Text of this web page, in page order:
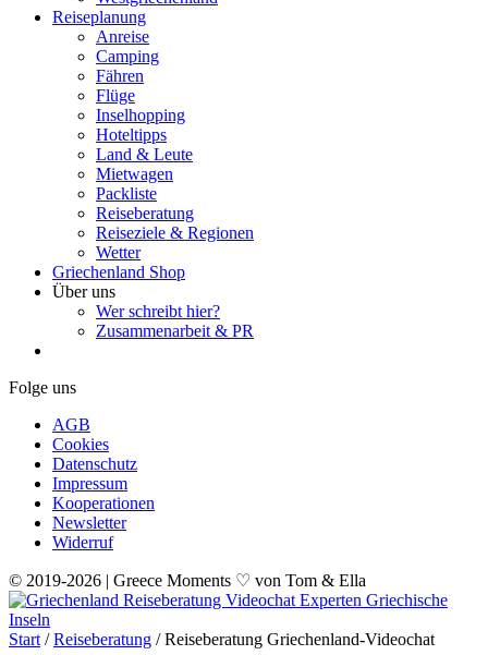
Reiseplanung
Anreise
Camping
Fähren
Flüge
Inselhopping
Hoteltipps
Land & Leute
Mietwagen
Packliste
Reiseberatung
Reiseziele & Regionen
Wetter
Griechenland Shop
Über uns
Wer schreibt hier?
Zusammenarbeit & PR
Folge uns
AGB
Cookies
Datenschutz
Impressum
Kooperationen
Newsletter
Widerruf
© 2019-2026 | Greece Moments ♡ von Tom & Ella
Start /Reiseberatung / Reiseberatung Griechenland-Videochat